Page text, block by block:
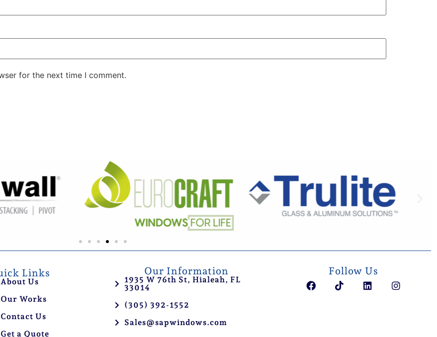
for the next time I comment.
Links
About Us
Our Works
Contact Us
Get a Quote
Our Information
1935 W 76th St, Hialeah, FL
33014
(305) 392-1552
Sales@sapwindows.com
Follow Us